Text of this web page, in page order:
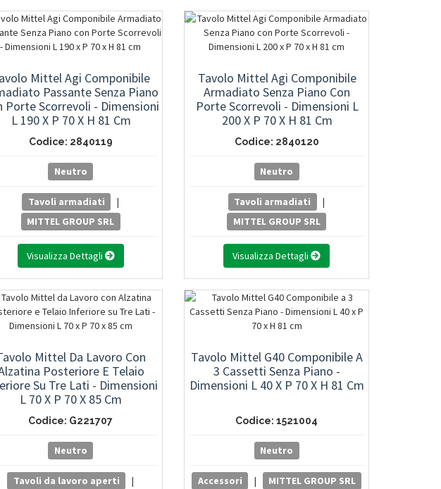
Mittel Agi Componibile
Passante Senza Piano
Porte Scorrevoli - Dimensioni
L 190 X P 70 X H 81 Cm
Codice: 2840119
Neutro
Tavoli armadiati
|
MITTEL GROUP SRL
Visualizza Dettagli
Tavolo Mittel Agi Componibile
Armadiato Senza Piano Con
Porte Scorrevoli - Dimensioni L
200 X P 70 X H 81 Cm
Codice: 2840120
Neutro
Tavoli armadiati
|
MITTEL GROUP SRL
Visualizza Dettagli
Mittel Da Lavoro Con
Posteriore E Telaio
Su Tre Lati - Dimensioni
L 70 X P 70 X 85 Cm
Codice: G221707
Neutro
Tavoli da lavoro aperti
|
Tavolo Mittel G40 Componibile A
3 Cassetti Senza Piano -
Dimensioni L 40 X P 70 X H 81 Cm
Codice: 1521004
Neutro
Accessori | MITTEL GROUP SRL